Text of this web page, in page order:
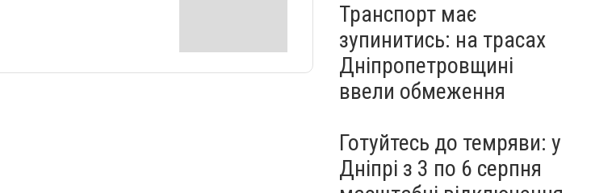
Транспорт має
зупинитись: на трасах
Дніпропетровщині
ввели обмеження
Готуйтесь до темряви: у
Дніпрі з 3 по 6 серпня